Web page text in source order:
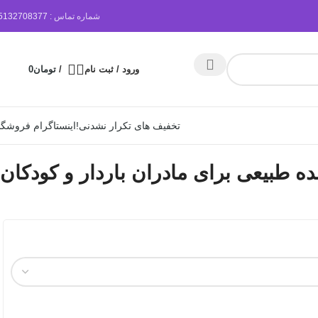
شماره تماس :
ورود / ثبت نام / تومان0
تخفیف های تکرار نشدنی!اینستاگرام
طبیعی برای مادران باردار و کودکان